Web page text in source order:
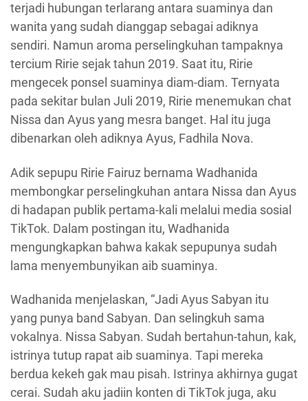
terjadi hubungan terlarang antara suaminya dan
wanita yang sudah dianggap sebagai adiknya
sendiri. Namun aroma perselingkuhan tampaknya
tercium Ririe sejak tahun 2019. Saat itu, Ririe
mengecek ponsel suaminya diam-diam. Ternyata
pada sekitar bulan Juli 2019, Ririe menemukan chat
Nissa dan Ayus yang mesra banget. Hal itu juga
dibenarkan oleh adiknya Ayus, Fadhila Nova.
Adik sepupu Ririe Fairuz bernama Wadhanida
membongkar perselingkuhan antara Nissa dan Ayus
di hadapan publik pertama-kali melalui media sosial
TikTok. Dalam postingan itu, Wadhanida
mengungkapkan bahwa kakak sepupunya sudah
lama menyembunyikan aib suaminya.
Wadhanida menjelaskan, “Jadi Ayus Sabyan itu
yang punya band Sabyan. Dan selingkuh sama
vokalnya. Nissa Sabyan. Sudah bertahun-tahun, kak,
istrinya tutup rapat aib suaminya. Tapi mereka
berdua kekeh gak mau pisah. Istrinya akhirnya gugat
cerai. Sudah aku jadiin konten di TikTok juga, aku